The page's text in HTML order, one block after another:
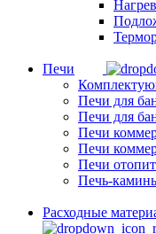
Печи
Печи для
Печи для
Печи
Печи
Печи
Печь-
Расходные